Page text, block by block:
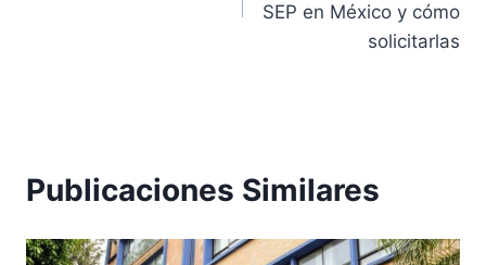
SEP en México y cómo
solicitarlas
Publicaciones Similares